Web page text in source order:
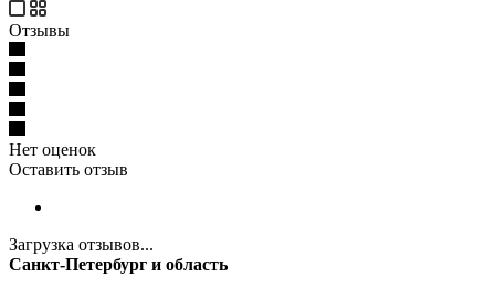
Отзывы
Нет оценок
Оставить отзыв
Загрузка отзывов...
Санкт-Петербург и область